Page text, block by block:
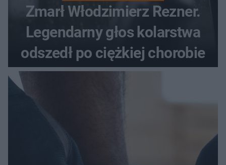
Zmarł Włodzimierz Rezner.
Legendarny głos kolarstwa
odszedł po ciężkiej chorobie